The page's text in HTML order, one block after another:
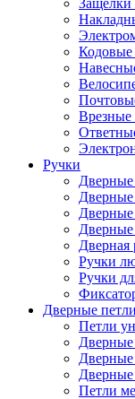
Кодовые
Врезные
Ручки
Дверные
Дверные
Дверная
Ручки
Ручки
Дверные петли
Петли
Дверные
Дверные
Дверные
Петли